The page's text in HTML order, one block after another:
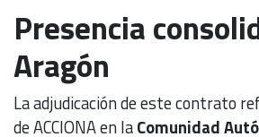
Presencia
Aragón
La adjudicación de este contrato
de ACCIONA en laComunidad